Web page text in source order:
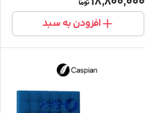
مربع
افزودن به سبد